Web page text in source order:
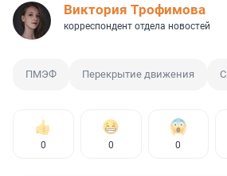
Виктория Трофимова
корреспондент отдела новостей
ПМЭФ Перекрытие движения
0 0 0